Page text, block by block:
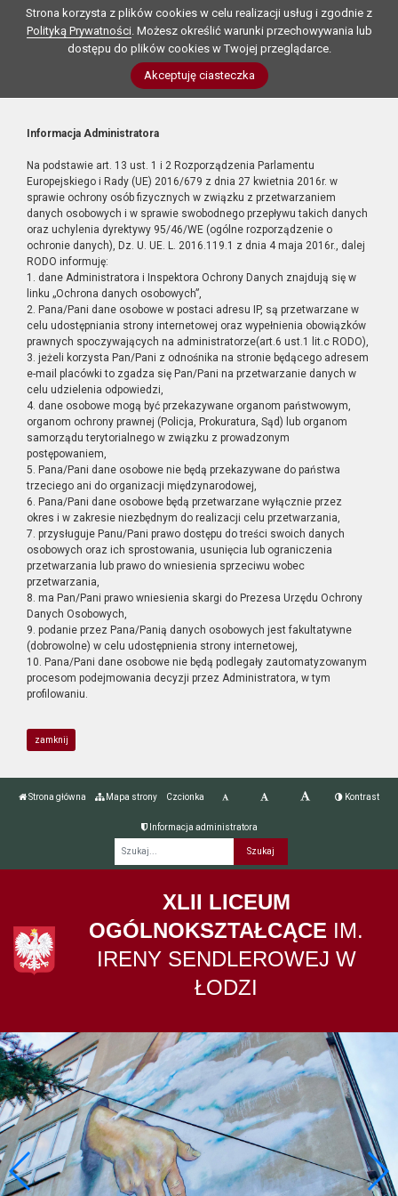
Strona korzysta z plików cookies w celu realizacji usług i zgodnie z
Polityką Prywatności. Możesz określić warunki przechowywania lub
dostępu do plików cookies w Twojej przeglądarce.
Akceptuję ciasteczka
Informacja Administratora
Na podstawie art. 13 ust. 1 i 2 Rozporządzenia Parlamentu
Europejskiego i Rady (UE) 2016/679 z dnia 27 kwietnia 2016r. w
sprawie ochrony osób fizycznych w związku z przetwarzaniem
danych osobowych i w sprawie swobodnego przepływu takich danych
oraz uchylenia dyrektywy 95/46/WE (ogólne rozporządzenie o
ochronie danych), Dz. U. UE. L. 2016.119.1 z dnia 4 maja 2016r., dalej
RODO informuję:
1. dane Administratora i Inspektora Ochrony Danych znajdują się w
linku „Ochrona danych osobowych”,
2. Pana/Pani dane osobowe w postaci adresu IP, są przetwarzane w
celu udostępniania strony internetowej oraz wypełnienia obowiązków
prawnych spoczywających na administratorze(art.6 ust.1 lit.c RODO),
3. jeżeli korzysta Pan/Pani z odnośnika na stronie będącego adresem
e-mail placówki to zgadza się Pan/Pani na przetwarzanie danych w
celu udzielenia odpowiedzi,
4. dane osobowe mogą być przekazywane organom państwowym,
organom ochrony prawnej (Policja, Prokuratura, Sąd) lub organom
samorządu terytorialnego w związku z prowadzonym
postępowaniem,
5. Pana/Pani dane osobowe nie będą przekazywane do państwa
trzeciego ani do organizacji międzynarodowej,
6. Pana/Pani dane osobowe będą przetwarzane wyłącznie przez
okres i w zakresie niezbędnym do realizacji celu przetwarzania,
7. przysługuje Panu/Pani prawo dostępu do treści swoich danych
osobowych oraz ich sprostowania, usunięcia lub ograniczenia
przetwarzania lub prawo do wniesienia sprzeciwu wobec
przetwarzania,
8. ma Pan/Pani prawo wniesienia skargi do Prezesa Urzędu Ochrony
Danych Osobowych,
9. podanie przez Pana/Panią danych osobowych jest fakultatywne
(dobrowolne) w celu udostępnienia strony internetowej,
10. Pana/Pani dane osobowe nie będą podlegały zautomatyzowanym
procesom podejmowania decyzji przez Administratora, w tym
profilowaniu.
zamknij
Strona główna Mapa strony Czcionka Kontrast
Informacja administratora
XLII LICEUM
OGÓLNOKSZTAŁCĄCE IM.
IRENY SENDLEROWEJ W
ŁODZI